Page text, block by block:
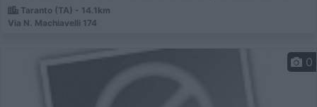
Taranto (TA) - 14.1km
Via N. Machiavelli 174
0